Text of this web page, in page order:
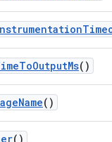
ToOutputMs()
Name()
()